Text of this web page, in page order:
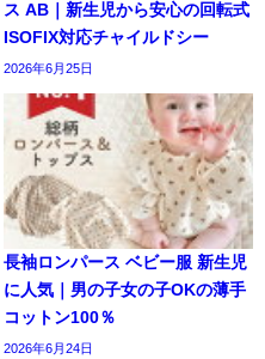
ス AB｜新生児から安心の回転式
ISOFIX対応チャイルドシー
2026年6月25日
長袖ロンパース ベビー服 新生児
に人気｜男の子女の子OKの薄手
コットン100％
2026年6月24日